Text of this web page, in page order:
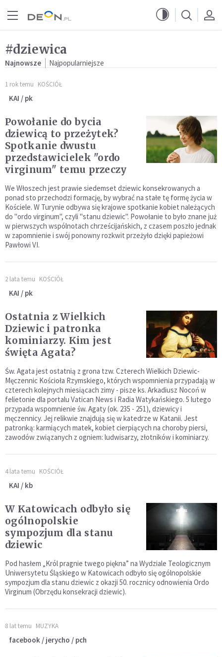
#dziewica
Najnowsze Najpopularniejsze
1 rok temu KOŚCIÓŁ
KAI / pk
Powołanie do bycia
dziewicą to przeżytek?
Spotkanie dwustu
przedstawicielek "ordo
virginum" temu przeczy
We Włoszech jest prawie siedemset dziewic konsekrowanych a
ponad sto przechodzi formację, by wybrać na stałe tę formę życia w
Kościele. W Turynie odbywa się krajowe spotkanie kobiet należących
do "ordo virginum", czyli "stanu dziewic". Powołanie to było znane już
w pierwszych wspólnotach chrześcijańskich, z czasem poszło jednak
w zapomnienie i swój ponowny rozkwit przeżyło dzięki papieżowi
Pawłowi VI.
2 lata temu KOŚCIÓŁ
KAI / pk
Ostatnia z Wielkich
Dziewic i patronka
kominiarzy. Kim jest
święta Agata?
Św. Agata jest ostatnią z grona tzw. Czterech Wielkich Dziewic-
Męczennic Kościoła Rzymskiego, których wspomnienia przypadają w
czterech kolejnych miesiącach zimy - pisze ks. Arkadiusz Nocoń w
felietonie dla portalu Vatican News i Radia Watykańskiego. 5 lutego
przypada wspomnienie św. Agaty (ok. 235 - 251), dziewicy i
męczennicy. Jej relikwie znajdują się w katedrze w Katanii. Jest
patronką: karmiących matek, kobiet cierpiących na choroby piersi,
zawodów związanych z ogniem: ludwisarzy, złotników i kominiarzy.
4 lata temu KOŚCIÓŁ
KAI / kb
W Katowicach odbyło się
ogólnopolskie
sympozjum dla stanu
dziewic
Pod hasłem „Król pragnie twego piękna” na Wydziale Teologicznym
Uniwersytetu Śląskiego w Katowicach odbyło się ogólnopolskie
sympozjum dla stanu dziewic z okazji 50. rocznicy odnowienia Ordo
Virginum (Obrzędu konsekracji dziewic).
8 lat temu MUZYKA
facebook / jerycho / pch